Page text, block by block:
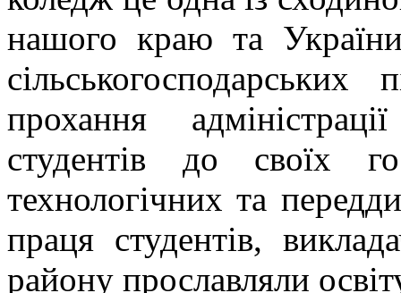
нашого краю та
сільськогосподарських
прохання
студентів до своїх
технологічних та
праця студентів,
району прославляли